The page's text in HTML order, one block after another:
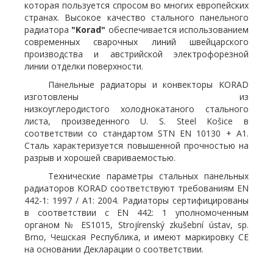
которая пользуется спросом во многих европейских
странах. Высокое качество стального панельного
радиатора "Korad" обеспечивается использованием
современных сварочных линий швейцарского
производства и австрийской электрофорезной
линии отделки поверхности.
Панельные радиаторы и конвекторы KORAD
изготовлены из
низкоуглеродистого холоднокатаного стального
листа, произведенного U. S. Steel Košice в
соответствии со стандартом STN EN 10130 + A1.
Сталь характеризуется повышенной прочностью на
разрыв и хорошей свариваемостью.
Технические параметры стальных панельных
радиаторов KORAD соответствуют требованиям EN
442-1: 1997 / A1: 2004. Радиаторы сертифицированы
в соответствии с EN 442: 1 уполномоченным
органом № ES1015, Strojírenský zkušební ústav, sp.
Brno, Чешская Республика, и имеют маркировку CE
на основании Декларации о соответствии.